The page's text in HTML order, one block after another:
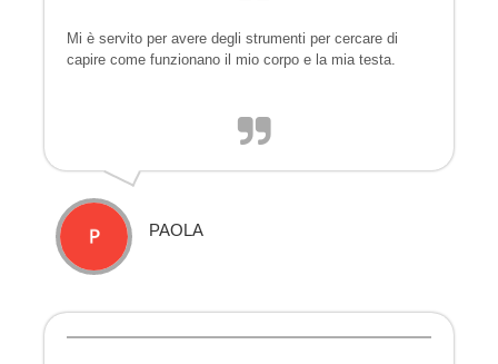
Mi è servito per avere degli strumenti per cercare di
capire come funzionano il mio corpo e la mia testa.
PAOLA